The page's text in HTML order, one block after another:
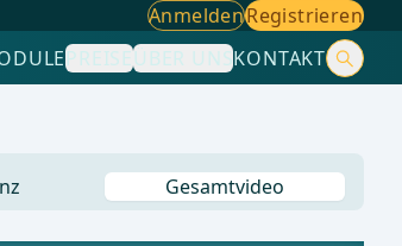
AnmeldenRegistrieren
PREISEÜBER UNSKONTAKT
Gesamtvideo